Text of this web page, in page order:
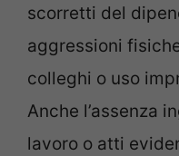
scorretti del
aggressioni
colleghi o uso
Anche l’assenza
lavoro o atti